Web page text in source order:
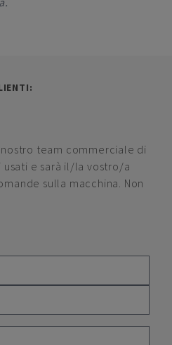
team commerciale di
e sarà il/la vostro/a
sulla macchina. Non